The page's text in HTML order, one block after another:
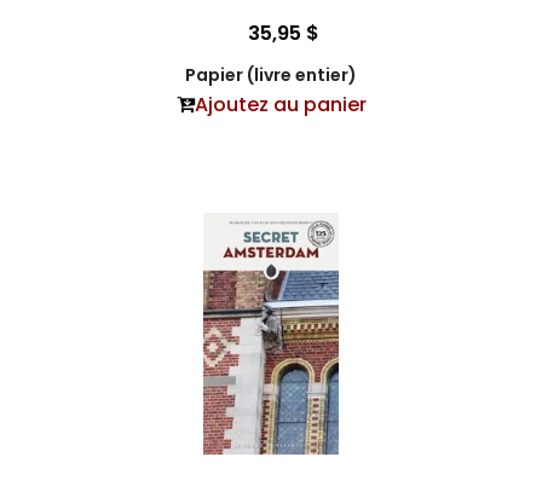
35,95 $
Papier (livre entier)
Ajoutez au panier